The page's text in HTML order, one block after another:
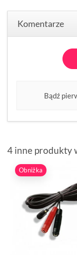
Komentarze
Bądź
4 inne produkty
Obniżka